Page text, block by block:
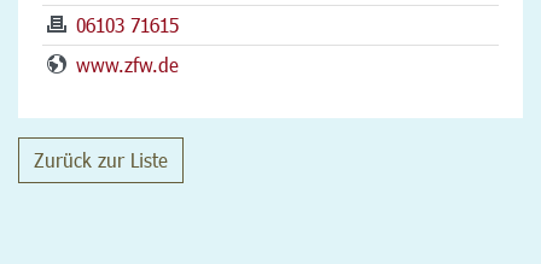
06103 71615
www.zfw.de
Zurück zur Liste